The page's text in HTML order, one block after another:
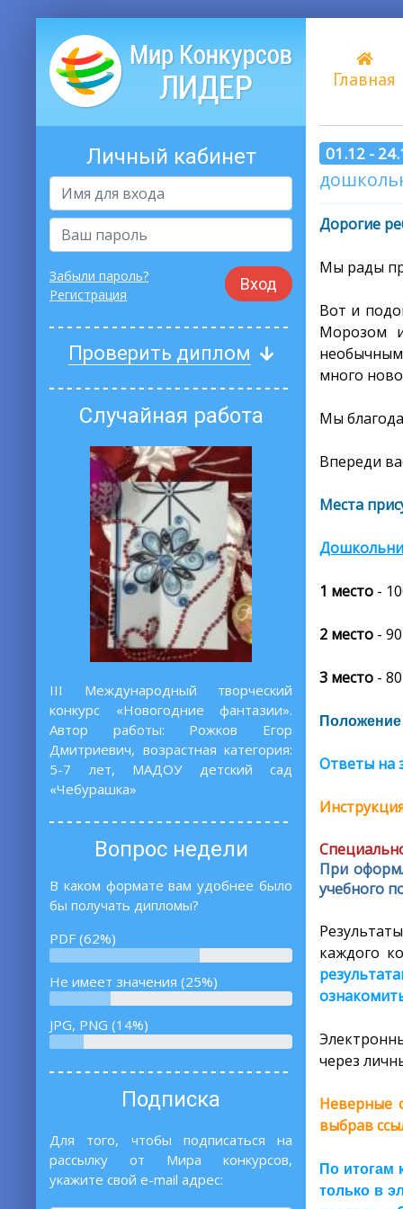
Главная
Личный кабинет
Вход
Забыли пароль?
Регистрация
Проверить диплом
Случайная работа
III Международный творческий
конкурс «Новогодние фантазии».
Автор работы: Рожков Егор
Дмитриевич, возрастная категория:
5-7 лет, МАДОУ детский сад
«Чебурашка»
Вопрос недели
В каком формате вам удобнее было
бы получать дипломы?
PDF (62%)
Не имеет значения (25%)
JPG, PNG (14%)
Подписка
Для того, чтобы подписаться на
рассылку от Мира конкурсов,
укажите свой e-mail адрес:
01.12 -
Дорогие
Мы рады
Вот и
Морозом
много
Мы
Впереди
Места
1 место -
2 место -
3 место -
Ответы на
При
учебного
каждого
через
Неверные
выбрав
По итогам
только в